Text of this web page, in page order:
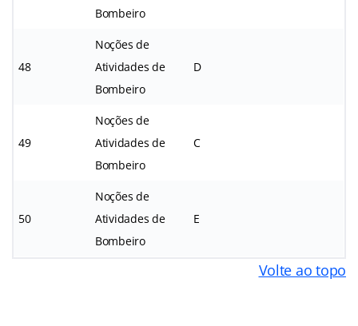
Bombeiro
48
Noções de
Atividades de
Bombeiro
D
49
Noções de
Atividades de
Bombeiro
C
50
Noções de
Atividades de
Bombeiro
E
Volte ao topo